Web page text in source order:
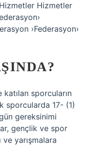
Hizmetler
›Federasyon›
sporcuların
sporcularda 17- (1)
gereksinimi
gençlik ve spor
yarışmalara